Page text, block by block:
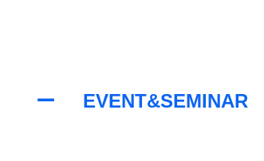
EVENT&SEMINAR